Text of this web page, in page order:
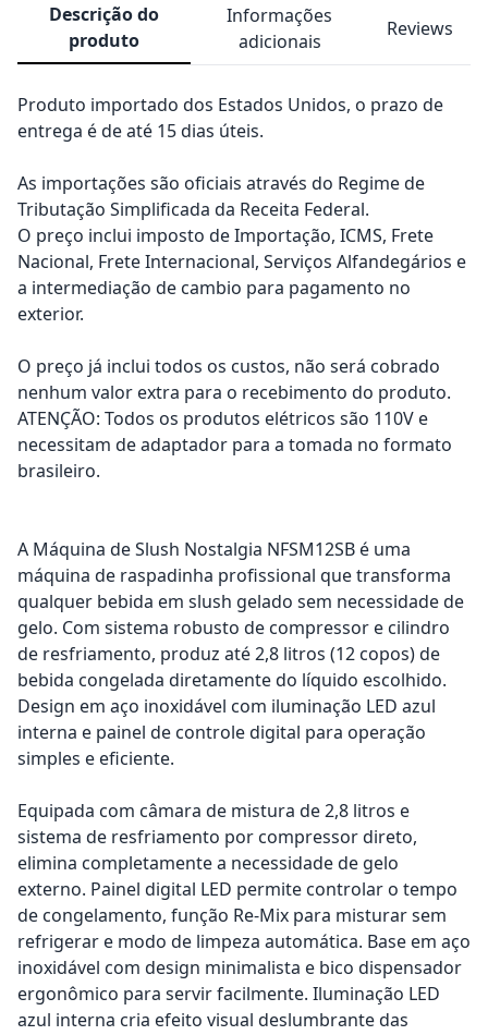
Descrição do
produto
Informações
adicionais
Reviews
Produto importado dos Estados Unidos, o prazo de
entrega é de até 15 dias úteis.
As importações são oficiais através do Regime de
Tributação Simplificada da Receita Federal.
O preço inclui imposto de Importação, ICMS, Frete
Nacional, Frete Internacional, Serviços Alfandegários e
a intermediação de cambio para pagamento no
exterior.
O preço já inclui todos os custos, não será cobrado
nenhum valor extra para o recebimento do produto.
ATENÇÃO: Todos os produtos elétricos são 110V e
necessitam de adaptador para a tomada no formato
brasileiro.
A Máquina de Slush Nostalgia NFSM12SB é uma
máquina de raspadinha profissional que transforma
qualquer bebida em slush gelado sem necessidade de
gelo. Com sistema robusto de compressor e cilindro
de resfriamento, produz até 2,8 litros (12 copos) de
bebida congelada diretamente do líquido escolhido.
Design em aço inoxidável com iluminação LED azul
interna e painel de controle digital para operação
simples e eficiente.
Equipada com câmara de mistura de 2,8 litros e
sistema de resfriamento por compressor direto,
elimina completamente a necessidade de gelo
externo. Painel digital LED permite controlar o tempo
de congelamento, função Re-Mix para misturar sem
refrigerar e modo de limpeza automática. Base em aço
inoxidável com design minimalista e bico dispensador
ergonômico para servir facilmente. Iluminação LED
azul interna cria efeito visual deslumbrante das